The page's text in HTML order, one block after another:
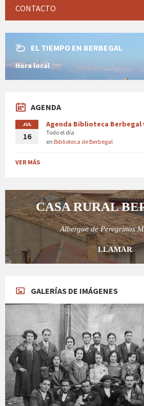
CONTACTO
EL TIEMPO EN BERBEGAL
Hora local
AGENDA
JUL
16
Agenda Biblioteca Berbegal
Todo el día
en Biblioteca de Berbegal
VER MÁS
CASA RURAL
Albergue de Peregrinos
LLAMAR
GALERÍAS DE IMÁGENES